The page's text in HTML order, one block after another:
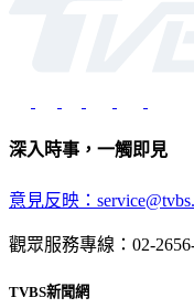
深入時事，一觸即見
意見反映：
觀眾服務專線：02-
TVBS新聞網